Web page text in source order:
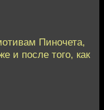
Пиночета,
и после того, как